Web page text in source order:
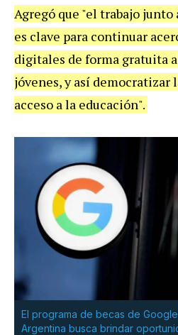
Agregó que "el trabajo
es clave para continuar
digitales de forma gratuita a
jóvenes, y así democratizar
acceso a la educación".
El programa de becas de
Argentina busca brindar